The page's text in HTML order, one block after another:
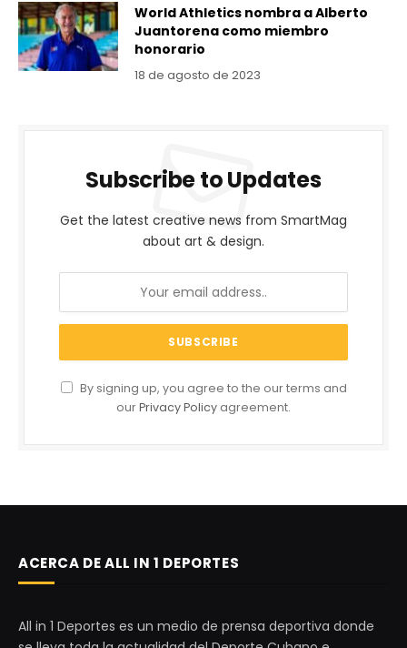
World Athletics nombra a Alberto
Juantorena como miembro
honorario
18 de agosto de 2023
Subscribe to Updates
Get the latest creative news from SmartMag
about art & design.
By signing up, you agree to the our terms and
ourPrivacy Policy agreement.
ACERCA DE ALL IN 1 DEPORTES
All in 1 Deportes es un medio de prensa deportiva donde